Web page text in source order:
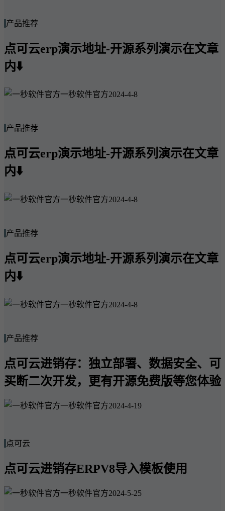
产品推荐
点可云erp演示地址-开源系列演示在文章
内⬇️
一秒软件官方2024-4-8
产品推荐
点可云erp演示地址-开源系列演示在文章
内⬇️
一秒软件官方2024-4-8
产品推荐
点可云erp演示地址-开源系列演示在文章
内⬇️
一秒软件官方2024-4-8
产品推荐
点可云进销存：独立部署、数据安全、可
买断二次开发，更有开源免费版等您体验
一秒软件官方2024-4-19
点可云
点可云进销存ERPV8导入模板使用
一秒软件官方2024-5-25